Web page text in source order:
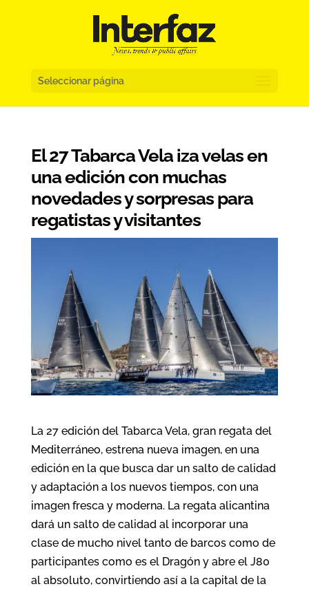
Seleccionar página
El 27 Tabarca Vela iza velas en
una edición con muchas
novedades y sorpresas para
regatistas y visitantes
La 27 edición del Tabarca Vela, gran regata del
Mediterráneo, estrena nueva imagen, en una
edición en la que busca dar un salto de calidad
y adaptación a los nuevos tiempos, con una
imagen fresca y moderna. La regata alicantina
dará un salto de calidad al incorporar una
clase de mucho nivel tanto de barcos como de
participantes como es el Dragón y abre el J80
al absoluto, convirtiendo así a la capital de la